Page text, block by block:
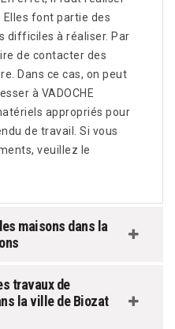
font partie des
difficiles à réaliser. Par
de contacter des
Dans ce cas, on peut
à VADOCHE
appropriés pour
de travail. Si vous
veuillez le
maisons dans la
travaux de
la ville de Biozat